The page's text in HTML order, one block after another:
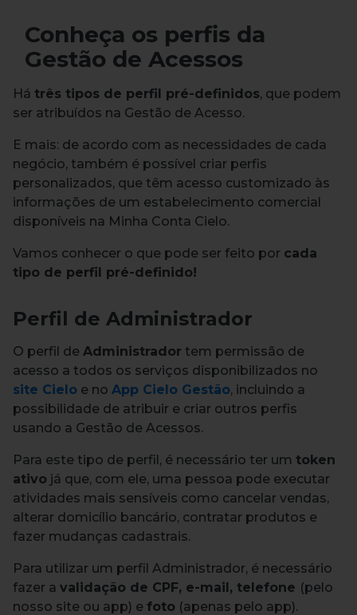
Conheça os perfis da
Gestão de Acessos
Há três tipos de perfil pré-definidos, que podem
ser atribuídos na Gestão de Acesso.
E mais: de acordo com as necessidades de cada
negócio, também é possível criar perfis
personalizados, que têm acesso customizado às
informações de um estabelecimento comercial
disponíveis na Minha Conta Cielo.
Vamos conhecer o que pode ser feito por cada
tipo de perfil pré-definido!
Perfil de Administrador
O perfil de Administrador tem permissão de
acesso a todos os serviços disponibilizados no
site Cielo e no App Cielo Gestão, incluindo a
possibilidade de atribuir e criar outros perfis
usando a Gestão de Acessos.
Para este tipo de perfil, é necessário ter um token
ativo já que, com ele, uma pessoa pode executar
atividades mais sensíveis como cancelar vendas,
alterar domicílio bancário, contratar produtos e
fazer mudanças cadastrais.
Para utilizar um perfil Administrador, é necessário
fazer a validação de CPF, e-mail, telefone (pelo
nosso site ou app) e foto (apenas pelo app).